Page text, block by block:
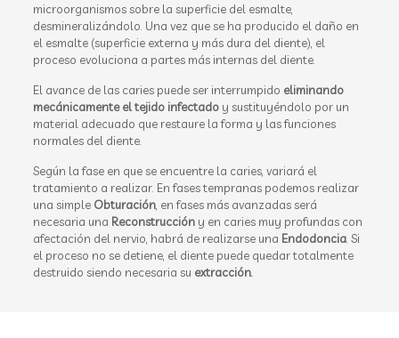
microorganismos sobre la superficie del esmalte,
desmineralizándolo. Una vez que se ha producido el daño en
el esmalte (superficie externa y más dura del diente), el
proceso evoluciona a partes más internas del diente.
El avance de las caries puede ser interrumpido eliminando
mecánicamente el tejido infectadoy sustituyéndolo por un
material adecuado que restaure la forma y las funciones
normales del diente.
Según la fase en que se encuentre la caries, variará el
tratamiento a realizar. En fases tempranas podemos realizar
una simple Obturación, en fases más avanzadas será
necesaria una Reconstrucción y en caries muy profundas con
afectación del nervio, habrá de realizarse una Endodoncia. Si
el proceso no se detiene, el diente puede quedar totalmente
destruido siendo necesaria su extracción.